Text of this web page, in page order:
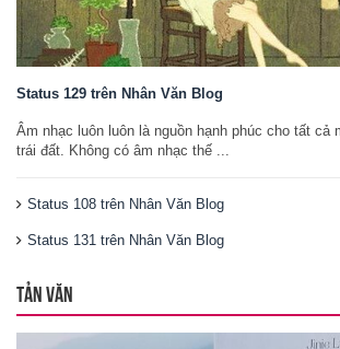
Status 129 trên Nhân Văn Blog
Âm nhạc luôn luôn là nguồn hạnh phúc cho tất cả
trái đất. Không có âm nhạc thế ...
Status 108 trên Nhân Văn Blog
Status 131 trên Nhân Văn Blog
TẢN VĂN